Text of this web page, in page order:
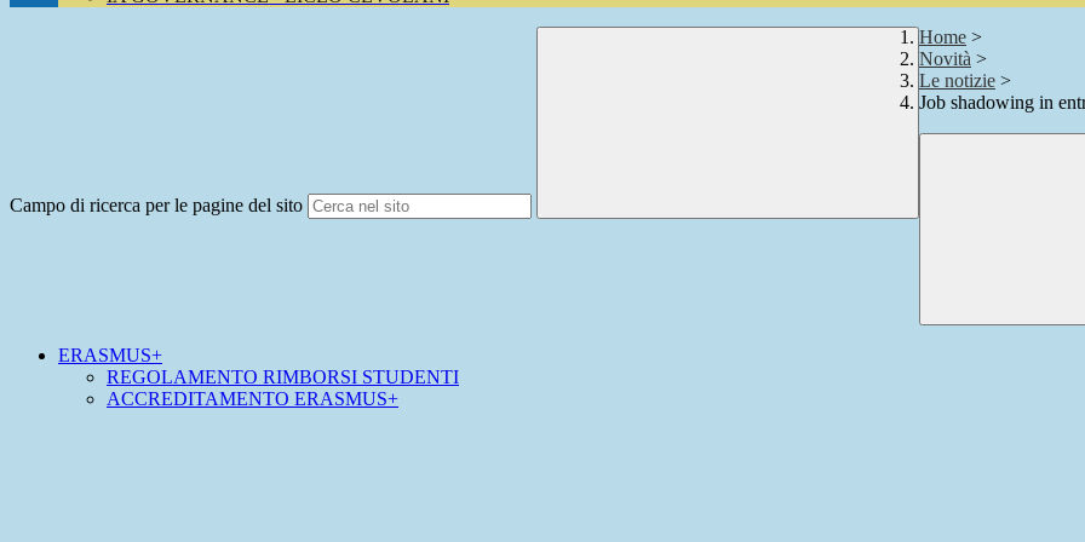
Campo di ricerca per le pagine del sito
Home >
Novità >
Le notizie >
Job shadowing in
ERASMUS+
REGOLAMENTO RIMBORSI STUDENTI
ACCREDITAMENTO ERASMUS+